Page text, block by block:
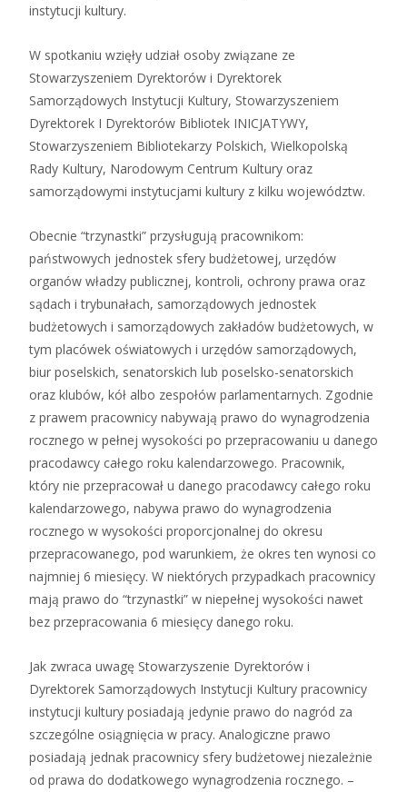
instytucji kultury.
W spotkaniu wzięły udział osoby związane ze
Stowarzyszeniem Dyrektorów i Dyrektorek
Samorządowych Instytucji Kultury, Stowarzyszeniem
Dyrektorek I Dyrektorów Bibliotek INICJATYWY,
Stowarzyszeniem Bibliotekarzy Polskich, Wielkopolską
Rady Kultury, Narodowym Centrum Kultury oraz
samorządowymi instytucjami kultury z kilku województw.
Obecnie “trzynastki” przysługują pracownikom:
państwowych jednostek sfery budżetowej, urzędów
organów władzy publicznej, kontroli, ochrony prawa oraz
sądach i trybunałach, samorządowych jednostek
budżetowych i samorządowych zakładów budżetowych, w
tym placówek oświatowych i urzędów samorządowych,
biur poselskich, senatorskich lub poselsko-senatorskich
oraz klubów, kół albo zespołów parlamentarnych. Zgodnie
z prawem pracownicy nabywają prawo do wynagrodzenia
rocznego w pełnej wysokości po przepracowaniu u danego
pracodawcy całego roku kalendarzowego. Pracownik,
który nie przepracował u danego pracodawcy całego roku
kalendarzowego, nabywa prawo do wynagrodzenia
rocznego w wysokości proporcjonalnej do okresu
przepracowanego, pod warunkiem, że okres ten wynosi co
najmniej 6 miesięcy. W niektórych przypadkach pracownicy
mają prawo do “trzynastki” w niepełnej wysokości nawet
bez przepracowania 6 miesięcy danego roku.
Jak zwraca uwagę Stowarzyszenie Dyrektorów i
Dyrektorek Samorządowych Instytucji Kultury pracownicy
instytucji kultury posiadają jedynie prawo do nagród za
szczególne osiągnięcia w pracy. Analogiczne prawo
posiadają jednak pracownicy sfery budżetowej niezależnie
od prawa do dodatkowego wynagrodzenia rocznego. –